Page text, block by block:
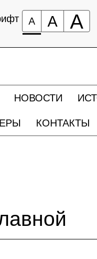
А А А
НОВОСТИ
КОНТАКТЫ